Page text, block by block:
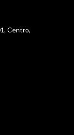
Centro,